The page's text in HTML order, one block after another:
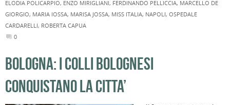
ELODIA POLICARPIO, ENZO MIRIGLIANI, FERDINANDO PELLICCIA, MARCELLO DE
GIORGIO, MARIA IOSSA, MARISA JOSSA, MISS ITALIA, NAPOLI, OSPEDALE
CARDARELLI, ROBERTA CAPUA
0
BOLOGNA: I COLLI BOLOGNESI
CONQUISTANO LA CITTA’